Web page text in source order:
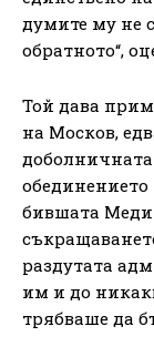
думите му не
обратното“,
Той дава
на Москов,
доболничната
обединението
бившата
раздутата
им и до
трябваше да